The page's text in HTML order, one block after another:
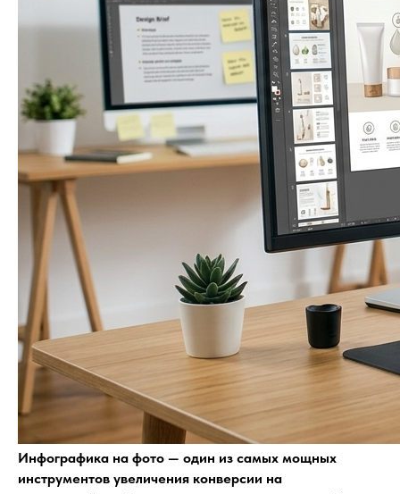
Инфографика на фото — один из самых мощных
инструментов увеличения конверсии на